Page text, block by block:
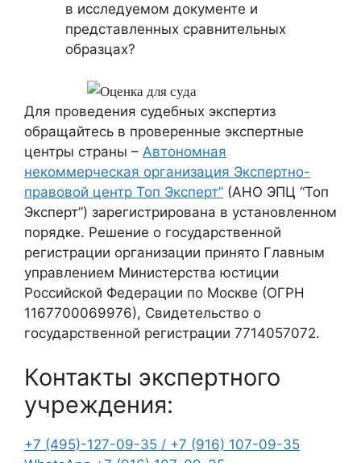
в исследуемом документе и
представленных сравнительных
образцах?
Для проведения судебных экспертиз
обращайтесь в проверенные экспертные
центры страны – Автономная
некоммерческая организация Экспертно-
правовой центр Топ Эксперт” (АНО ЭПЦ “Топ
Эксперт”) зарегистрирована в установленном
порядке. Решение о государственной
регистрации организации принято Главным
управлением Министерства юстиции
Российской Федерации по Москве (ОГРН
1167700069976), Свидетельство о
государственной регистрации 7714057072.
Контакты экспертного
учреждения:
+7 (495)-127-09-35 / +7 (916) 107-09-35